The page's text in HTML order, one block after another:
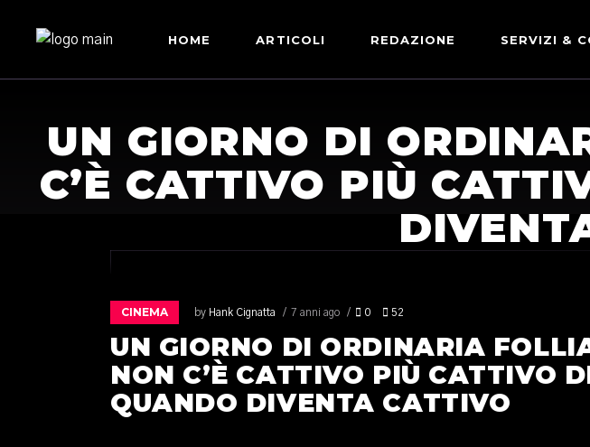
HOME ARTICOLI REDAZIONE SERVIZI &
LE NOSTRE
UN GIORNO DI
C’È CATTIVO PIÙ
CINEMA by Hank Cignatta 7 anni ago 0 52
UN GIORNO DI ORDINARIA
NON C’È CATTIVO PIÙ CATTIVO
QUANDO DIVENTA CATTIVO